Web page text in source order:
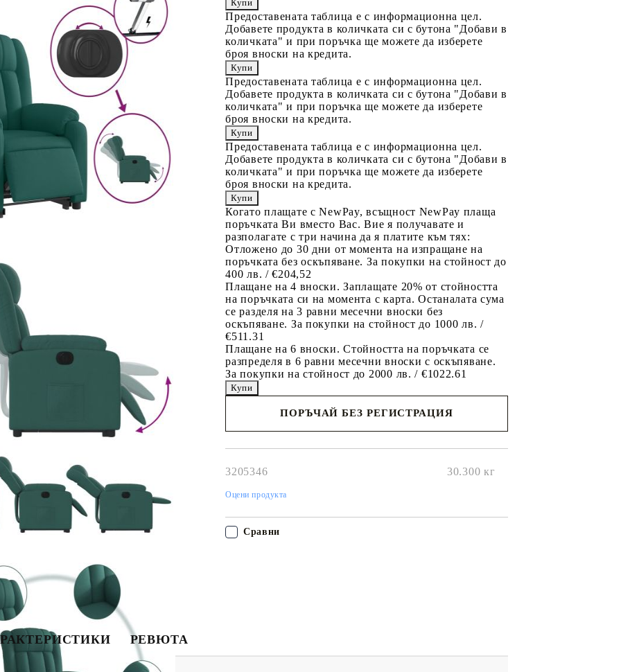
Предоставената таблица е с информационна цел.
Добавете продукта в количката си с бутона "Добави в
количката" и при поръчка ще можете да изберете
броя вноски на кредита.
Предоставената таблица е с информационна цел.
Добавете продукта в количката си с бутона "Добави в
количката" и при поръчка ще можете да изберете
броя вноски на кредита.
Предоставената таблица е с информационна цел.
Добавете продукта в количката си с бутона "Добави в
количката" и при поръчка ще можете да изберете
броя вноски на кредита.
Когато плащате с NewPay, всъщност NewPay плаща
поръчката Ви вместо Вас. Вие я получавате и
разполагате с три начина да я платите към тях:
Отложено до 30 дни от момента на изпращане на
поръчката без оскъпяване. За покупки на стойност до
400 лв. / €204,52
Плащане на 4 вноски. Заплащате 20% от стойността
на поръчката си на момента с карта. Останалата сума
се разделя на 3 равни месечни вноски без
оскъпяване. За покупки на стойност до 1000 лв. /
€511.31
Плащане на 6 вноски. Стойността на поръчката се
разпределя в 6 равни месечни вноски с оскъпяване.
За покупки на стойност до 2000 лв. / €1022.61
ПОРЪЧАЙ БЕЗ РЕГИСТРАЦИЯ
3205346 30.300 кг
Оцени продукта
Сравни
РЕВЮТА